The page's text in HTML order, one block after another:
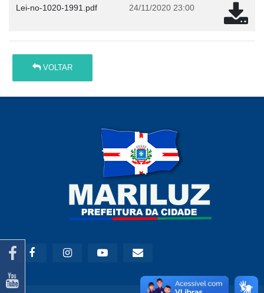
Lei-no-1020-1991.pdf 24/11/2020 23:00
VOLTAR